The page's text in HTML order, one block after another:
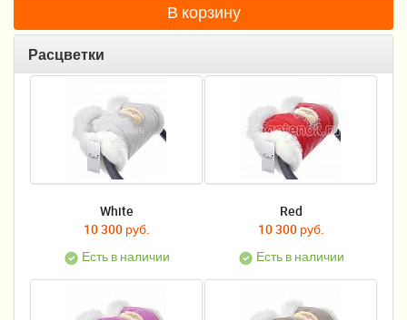
Качели, шезлонги
Безопасность ребенка
Ходунки и прыгунки
Принадлежности для выписки
Сумки для мам и детей
Кенгуру и слинги
В корзину
Расцветки
White
10 300 руб.
Есть в наличии
Red
10 300 руб.
Есть в наличии